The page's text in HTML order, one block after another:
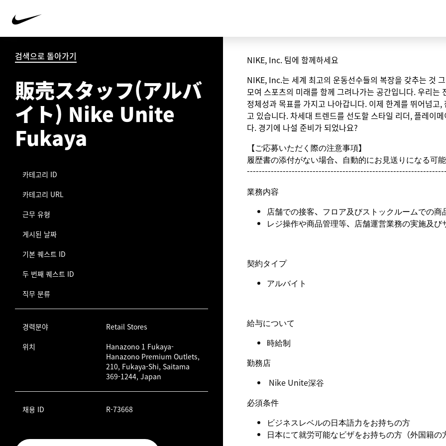
검색으로 돌아가기
販売スタッフ(アルバ
イト) Nike Unite
Fukaya
카테고리 ID
카테고리 URL
근무 유형
게시된 날짜
기본 퀘스트 ID
두 번째 퀘스트 ID
직무 분류
경력분야
Retail Stores
위치
Hanazono 1 Fukaya-
Hanazono Premium Outlets,
210, Fukaya-Shi, Saitama
369-1244, Japan
채용 ID R-73668
NIKE, Inc. 팀에 함께하세요
NIKE, Inc.는 세계 최고의 운동선수들의 복장을 갖추는 것
모여 스포츠의 미래를 함께 그려나가는 공간입니다. 우리
정체성과 목표를 가지고 나아갑니다. 이제 한계를 뛰어넘
고 있습니다. 차세대 트렌드를 선도할 스타일 리더, 플레이
다. 경기에 나설 준비가 되었나요?
【ご応募いただく際の注意事項】
履歴書の添付がない場合、自動的にお見送りになる可
業務内容
店舗での接客、フロア及びストックルームでの商
レジ操作や商品管理等、店舗運営業務の実施及び
契約タイプ
アルバイト
給与について
時給制
勤務店
Nike Unite深谷
必須条件
ビジネスレベルの日本語力をお持ちの方
日本にて就労可能なビザをお持ちの方（外国籍の